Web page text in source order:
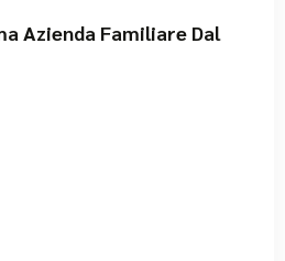
Azienda Familiare Dal